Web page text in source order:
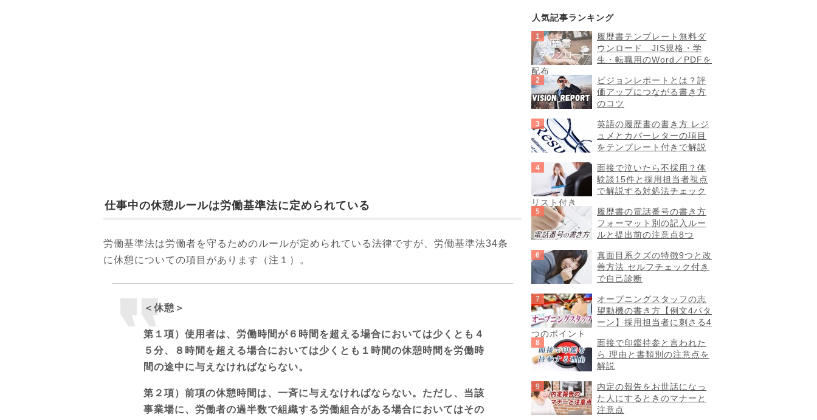
仕事中の休憩ルールは労働基準法に定められている
労働基準法は労働者を守るためのルールが定められている法律ですが、労働基準法34条
に休憩についての項目があります（注１）。
＜休憩＞
第１項）使用者は、労働時間が６時間を超える場合においては少くとも４
５分、８時間を超える場合においては少くとも１時間の休憩時間を労働時
間の途中に与えなければならない。
第２項）前項の休憩時間は、一斉に与えなければならない。ただし、当該
事業場に、労働者の過半数で組織する労働組合がある場合においてはその
人気記事ランキング
履歴書テンプレート無料ダ
ウンロード JIS規格・学
生・転職用のWord／PDFを
配布
ビジョンレポートとは？評
価アップにつながる書き方
のコツ
英語の履歴書の書き方 レジ
ュメとカバーレターの項目
をテンプレート付きで解説
面接で泣いたら不採用？体
験談15件と採用担当者視点
で解説する対処法チェック
リスト付き
履歴書の電話番号の書き方
フォーマット別の記入ルー
ルと提出前の注意点8つ
真面目系クズの特徴9つと改
善方法 セルフチェック付き
で自己診断
オープニングスタッフの志
望動機の書き方【例文4パタ
ーン】採用担当者に刺さる4
つのポイント
面接で印鑑持参と言われた
ら 理由と書類別の注意点を
解説
内定の報告をお世話になっ
た人にするときのマナーと
注意点